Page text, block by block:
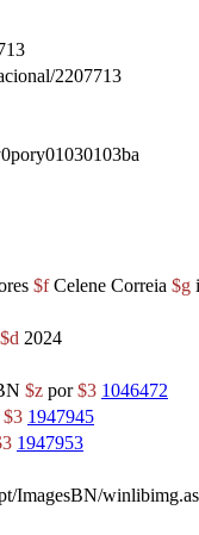
2207713
$fCelene Correia $g
$d 2024
$z por$3 1046472
$3 1947945
1947953
ImagesBN/